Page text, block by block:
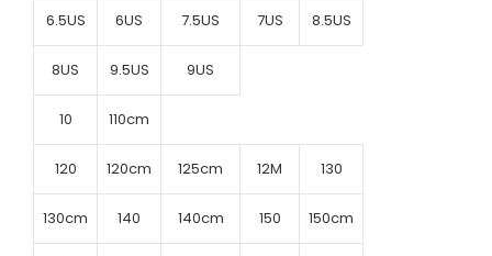
6.5US 6US 7.5US 7US 8.5US
8US 9.5US 9US
10 110cm
120 120cm 125cm 12M 130
130cm 140 140cm 150 150cm